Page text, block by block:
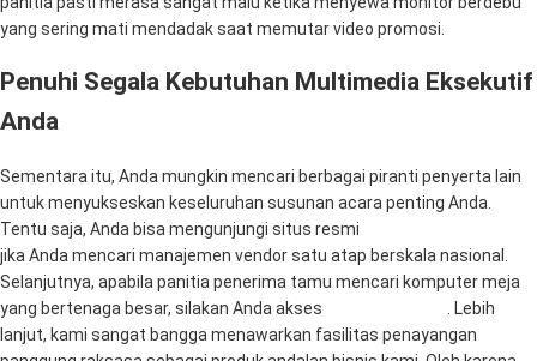
yang sering mati mendadak saat memutar video promosi.
Penuhi Segala Kebutuhan Multimedia Eksekutif
Anda
Sementara itu, Anda mungkin mencari berbagai piranti penyerta lain
untuk menyukseskan keseluruhan susunan acara penting Anda.
Tentu saja, Anda bisa mengunjungi situs resmi
jika Anda mencari manajemen vendor satu atap berskala nasional.
Selanjutnya, apabila panitia penerima tamu mencari komputer meja
yang bertenaga besar, silakan Anda akses
. Lebih
lanjut, kami sangat bangga menawarkan fasilitas penayangan